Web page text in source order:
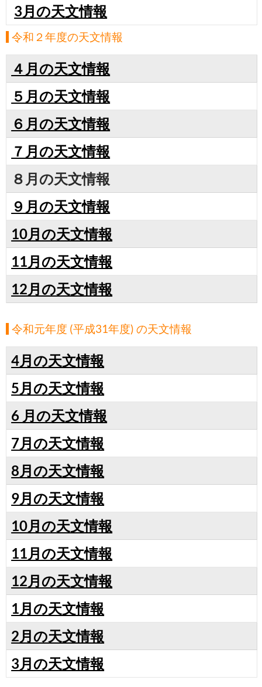
3月の天文情報
令和２年度の天文情報
４月の天文情報
５月の天文情報
６月の天文情報
７月の天文情報
８月の天文情報
９月の天文情報
10月の天文情報
11月の天文情報
12月の天文情報
令和元年度 (平成31年度) の天文情報
4月の天文情報
5月の天文情報
6 月の天文情報
7月の天文情報
8月の天文情報
9月の天文情報
10月の天文情報
11月の天文情報
12月の天文情報
1月の天文情報
2月の天文情報
3月の天文情報